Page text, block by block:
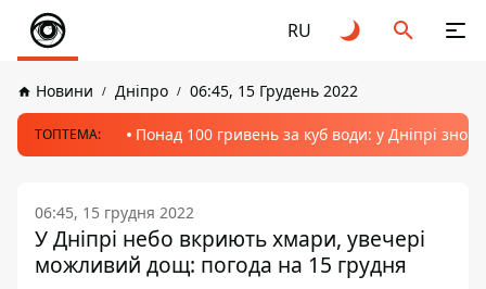
RU
Новини Дніпро 06:45, 15 Грудень 2022
ТОПТЕМА: Понад 100 гривень за куб води: у Дніпрі
06:45, 15 грудня 2022
У Дніпрі небо вкриють хмари, увечері
можливий дощ: погода на 15 грудня